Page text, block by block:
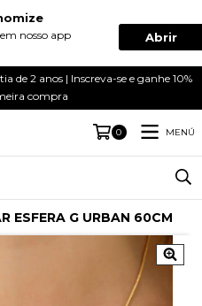
nosso app Abrir
de 2 anos | Inscreva-se e ganhe 10%
compra
0 MENÚ
ESFERA G URBAN 60CM